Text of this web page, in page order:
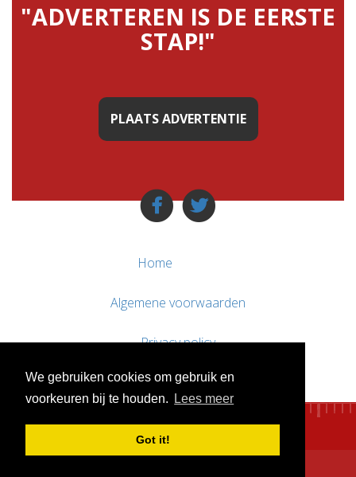
We gebruiken cookies om gebruik en
voorkeuren bij te houden.
Lees meer
Got it!
"ADVERTEREN IS DE EERSTE
STAP!"
PLAATS ADVERTENTIE
Home
Algemene voorwaarden
Privacy policy
Contact / Support